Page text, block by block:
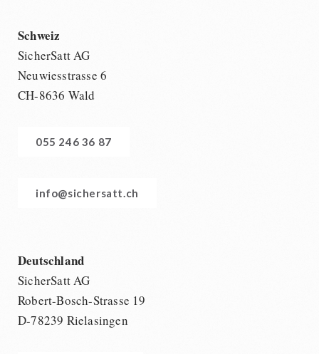
Schweiz
SicherSatt AG
Neuwiesstrasse 6
CH-8636 Wald
055 246 36 87
info@sichersatt.ch
Deutschland
SicherSatt AG
Robert-Bosch-Strasse 19
D-78239 Rielasingen